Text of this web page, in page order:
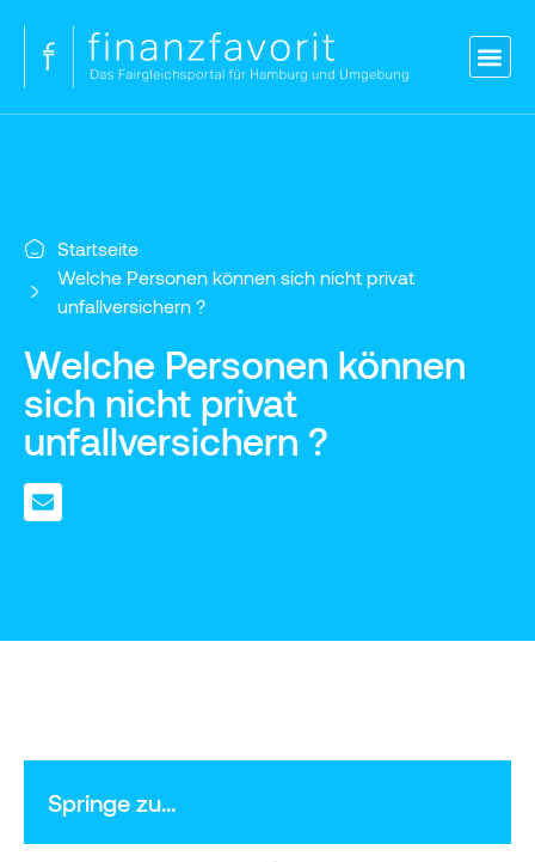
Startseite
Welche Personen können sich nicht privat
unfallversichern ?
Welche Personen können
sich nicht privat
unfallversichern ?
Springe zu...